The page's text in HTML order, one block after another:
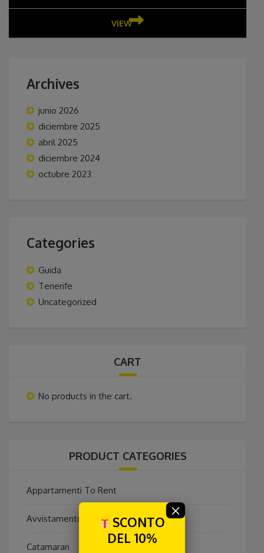
VIEW
Archives
junio 2026
diciembre 2025
abril 2025
diciembre 2024
octubre 2023
Categories
Guida
Tenerife
Uncategorized
CART
No products in the cart.
PRODUCT CATEGORIES
Appartamenti To Rent
Avvistamento Cetacei
Catamaran
SCONTO
DEL 10%
×